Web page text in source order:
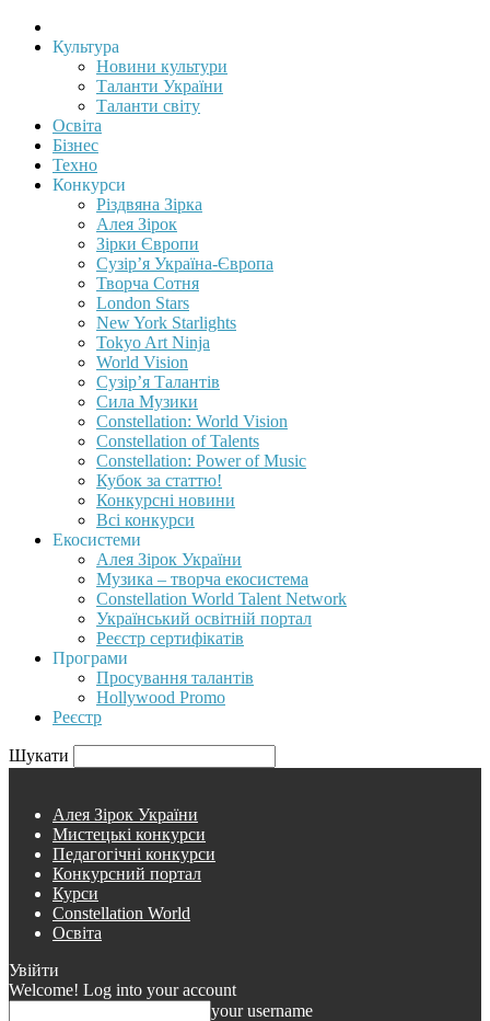
Культура
Новини культури
Таланти України
Таланти світу
Освіта
Бізнес
Техно
Конкурси
Різдвяна Зірка
Алея Зірок
Зірки Європи
Сузір’я Україна-Європа
Творча Сотня
London Stars
New York Starlights
Tokyo Art Ninja
World Vision
Сузір’я Талантів
Сила Музики
Constellation: World Vision
Constellation of Talents
Constellation: Power of Music
Кубок за статтю!
Конкурсні новини
Всі конкурси
Екосистеми
Алея Зірок України
Музика – творча екосистема
Constellation World Talent Network
Український освітній портал
Реєстр сертифікатів
Програми
Просування талантів
Hollywood Promo
Реєстр
Шукати
Алея Зірок України
Мистецькі конкурси
Педагогічні конкурси
Конкурсний портал
Курси
Constellation World
Освіта
Увійти
Welcome! Log into your account
your username